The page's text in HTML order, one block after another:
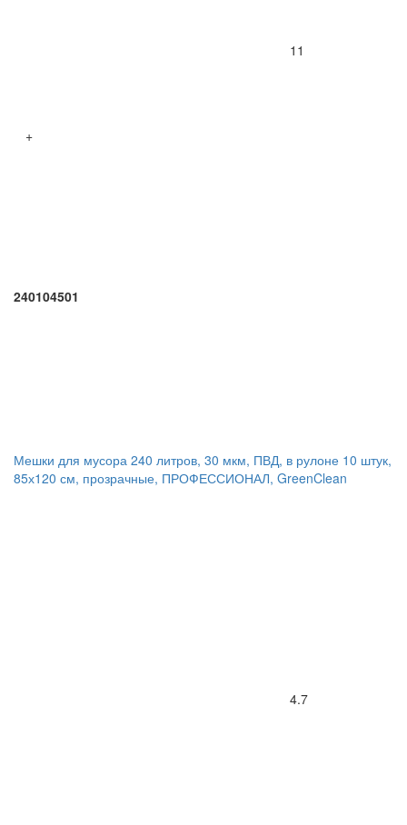
11
+
240104501
Мешки для мусора 240 литров, 30 мкм, ПВД, в рулоне 10 штук,
85х120 см, прозрачные, ПРОФЕССИОНАЛ, GreenClean
4.7